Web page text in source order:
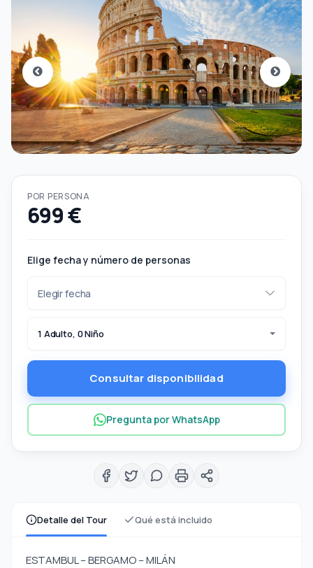
Detalle del Tour Qué está incluido
ESTAMBUL – BERGAMO – MILÁN
POR PERSONA
699 €
Elige fecha y número de personas
1 Adulto, 0 Niño
Consultar disponibilidad
Pregunta por WhatsApp